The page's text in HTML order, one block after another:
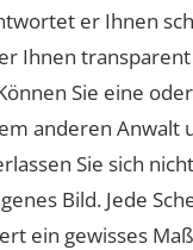
er Ihnen
Ihnen
Sie eine
anderen Anwalt
Sie sich
Bild. Jede
ein gewisses